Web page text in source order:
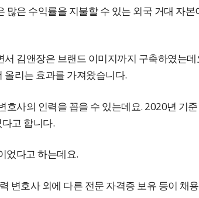
많은 수익률을 지불할 수 있는 외국 거대 자본
김앤장은 브랜드 이미지까지 구축하였는데
리는 효과를 가져왔습니다.
호사의 인력을 꼽을 수 있는데요. 2020년 기
고 합니다.
었다고 하는데요.
변호사 외에 다른 전문 자격증 보유 등이 채